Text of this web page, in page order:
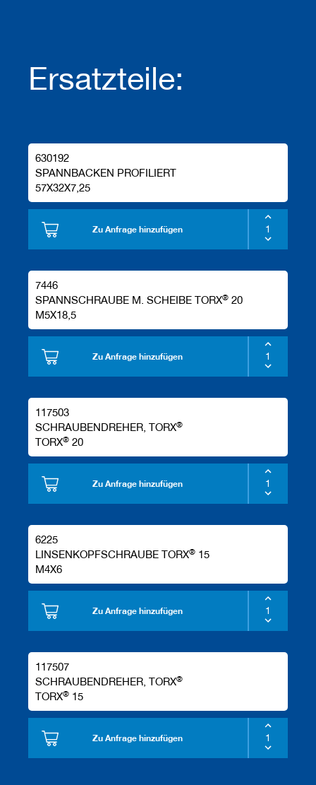
Ersatzteile:
630192
SPANNBACKEN PROFILIERT
57X32X7,25
Zu Anfrage hinzufügen
7446
SPANNSCHRAUBE M. SCHEIBE TORX® 20
M5X18,5
Zu Anfrage hinzufügen
117503
SCHRAUBENDREHER, TORX®
TORX® 20
Zu Anfrage hinzufügen
6225
LINSENKOPFSCHRAUBE TORX® 15
M4X6
Zu Anfrage hinzufügen
117507
SCHRAUBENDREHER, TORX®
TORX® 15
Zu Anfrage hinzufügen